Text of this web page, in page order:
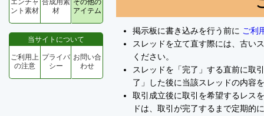
エンチャ
ント素材
合成用素
材
その他の
アイテム
当サイトについて
ご利用上
の注意
プライバ
シー
お問い合
わせ
掲示板に書き込みを行う前に ご利
スレッドを立て直す際には、古い
ください。
スレッドを「完了」する直前に取
了」した後に当該スレッドの内容
取引成立後に取引を希望するレス
ドは、取引が完了するまで定期的